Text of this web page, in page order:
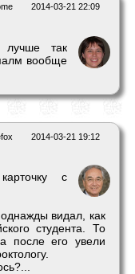
2014-03-21 22:09
так
вообще
2014-03-21 19:12
с
видал, как
студента. То
после его увели